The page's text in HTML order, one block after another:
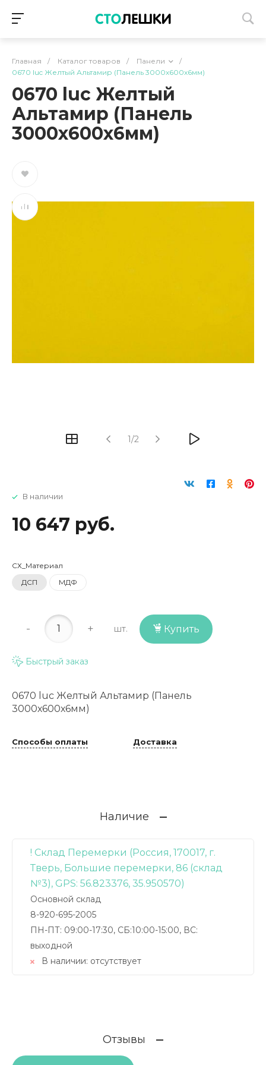
Главная / Каталог товаров / Панели
/
0670 luc Желтый Альтамир (Панель 3000х600х6мм)
0670 luc Желтый
Альтамир (Панель
3000х600х6мм)
1/2
В наличии
10 647 руб.
СХ_Материал
ДСП
МДФ
- + шт. Купить
Быстрый заказ
0670 luc Желтый Альтамир (Панель
3000х600х6мм)
Способы оплаты Доставка
Наличие
! Склад Перемерки (Россия, 170017, г.
Тверь, Большие перемерки, 86 (склад
№3), GPS: 56.823376, 35.950570)
Основной склад
8-920-695-2005
ПН-ПТ: 09:00-17:30, СБ:10:00-15:00, ВС:
выходной
В наличии: отсутствует
Отзывы